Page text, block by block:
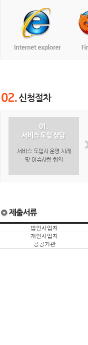
법인사업자
개인사업자
공공기관